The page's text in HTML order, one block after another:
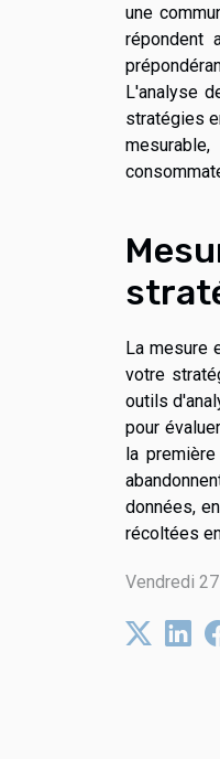
une
répondent
L'analyse
stratégies
La mesure
votre
outils
pour
la
données,
récoltées
Vendredi